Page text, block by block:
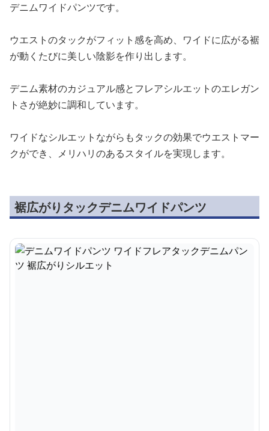
デニムワイドパンツです。
ウエストのタックがフィット感を高め、ワイドに広がる裾
が動くたびに美しい陰影を作り出します。
デニム素材のカジュアル感とフレアシルエットのエレガン
トさが絶妙に調和しています。
ワイドなシルエットながらもタックの効果でウエストマー
クができ、メリハリのあるスタイルを実現します。
裾広がりタックデニムワイドパンツ